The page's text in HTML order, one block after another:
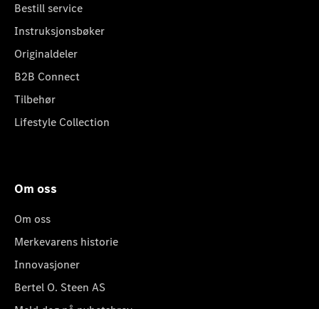
Bestill service
Instruksjonsbøker
Originaldeler
B2B Connect
Tilbehør
Lifestyle Collection
Om oss
Om oss
Merkevarens historie
Innovasjoner
Bertel O. Steen AS